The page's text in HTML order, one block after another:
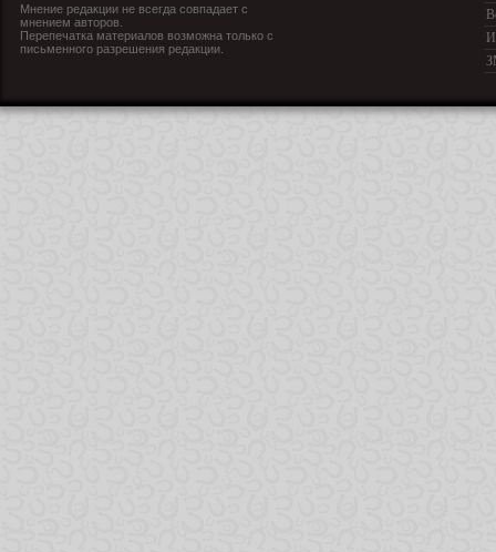
Мнение редакции не всегда совпадает с
мнением авторов.
Перепечатка материалов возможна только с
письменного разрешения редакции.